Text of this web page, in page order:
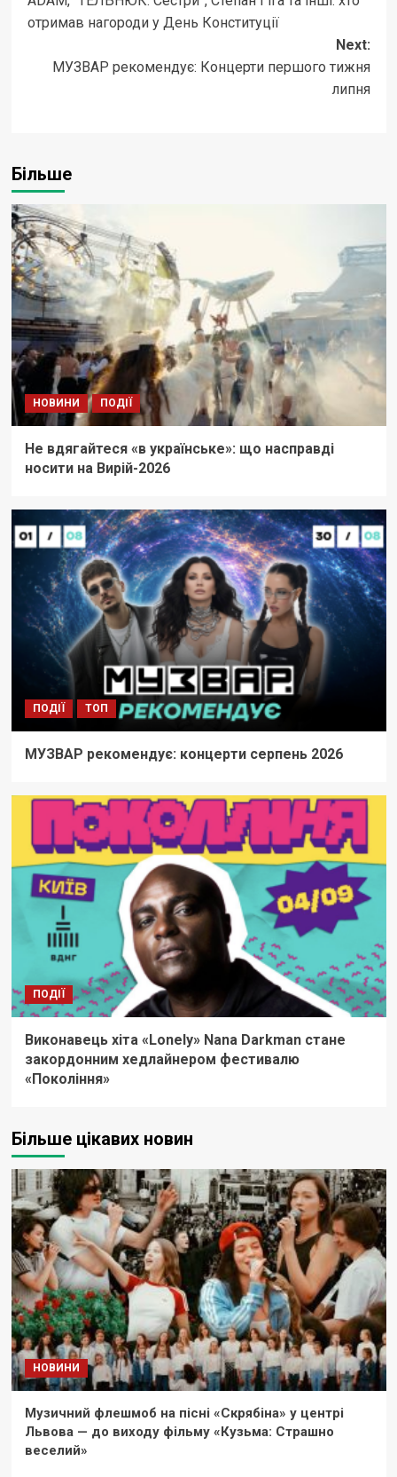
navigation
отримав нагороди у День Конституції
Next:
МУЗВАР рекомендує: Концерти першого тижня
липня
Більше
НОВИНИ ПОДІЇ
Не вдягайтеся «в українське»: що насправді
носити на Вирій-2026
ПОДІЇ ТОП
МУЗВАР рекомендує: концерти серпень 2026
ПОДІЇ
Виконавець хіта «Lonely» Nana Darkman стане
закордонним хедлайнером фестивалю
«Покоління»
Більше цікавих новин
НОВИНИ
Музичний флешмоб на пісні «Скрябіна» у центрі
Львова — до виходу фільму «Кузьма: Страшно
веселий»